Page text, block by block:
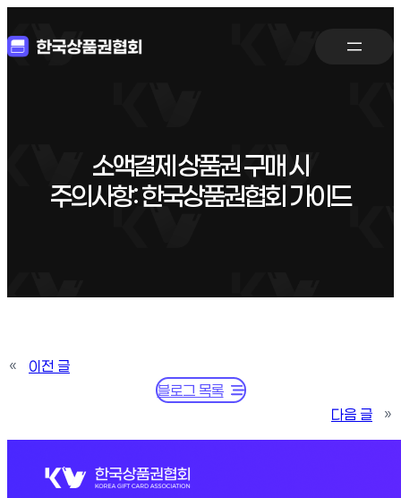
소액결제 상품권 구매 시
주의사항: 한국상품권협회 가이드
«
이전 글
블로그 목록
다음 글
»